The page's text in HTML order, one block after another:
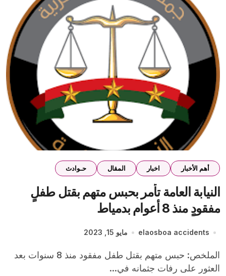
أهم الأخبار اخبار المقال حـوادث
النيابة العامة تأمر بحبس متهم بقتل طفلٍ
مفقودٍ منذ 8 أعوام بدمياط
elaosboa accidents مايو 15, 2023
الملخص: حبس متهم بقتل طفل مفقود منذ 8 سنوات بعد
العثور على رفات جثمانه في...